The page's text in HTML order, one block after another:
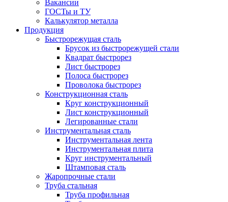
Вакансии
ГОСТы и ТУ
Калькулятор металла
Продукция
Быстрорежущая сталь
Брусок из быстрорежущей стали
Квадрат быстрорез
Лист быстрорез
Полоса быстрорез
Проволока быстрорез
Конструкционная сталь
Круг конструкционный
Лист конструкционный
Легированные стали
Инструментальная сталь
Инструментальная лента
Инструментальная плита
Круг инструментальный
Штамповая сталь
Жаропрочные стали
Труба стальная
Труба профильная